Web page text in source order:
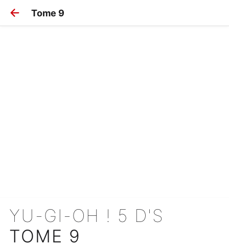
Tome 9
YU-GI-OH ! 5 D'S
TOME 9